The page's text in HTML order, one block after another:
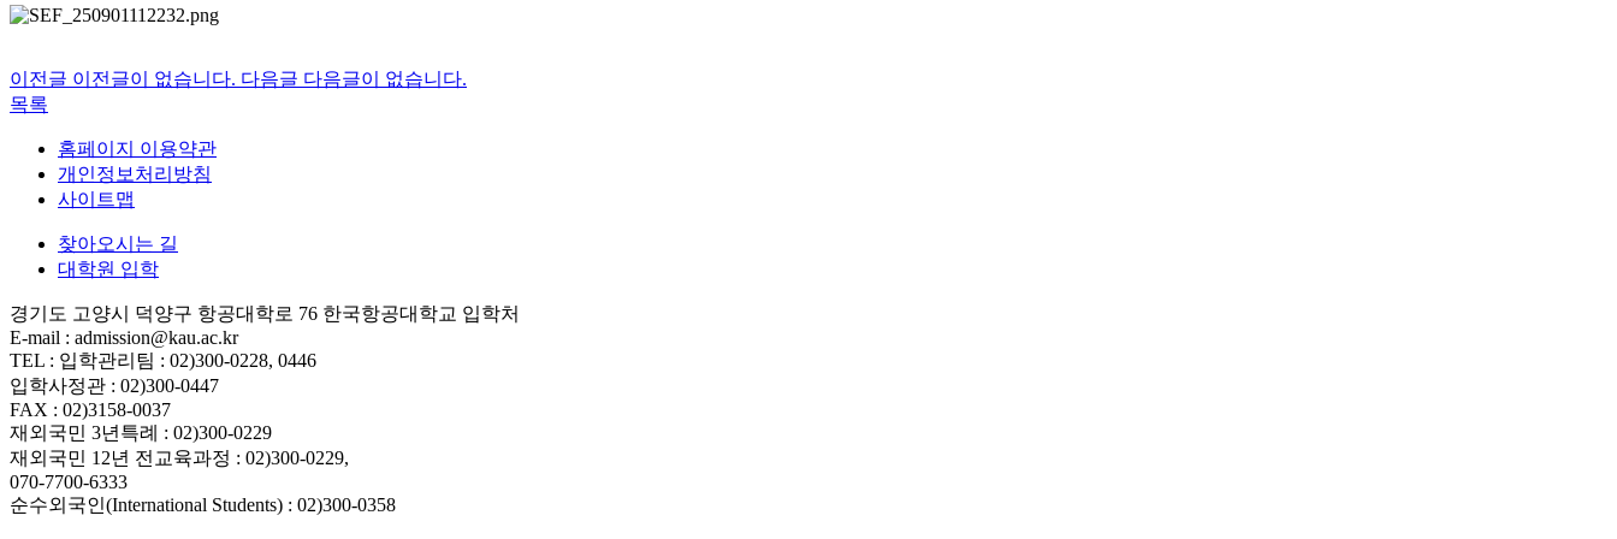
이전글 이전글이 없습니다. 다음글 다음글이 없습니다.
목록
홈페이지 이용약관
개인정보처리방침
사이트맵
찾아오시는 길
대학원 입학
경기도 고양시 덕양구 항공대학로 76 한국항공대학교 입학처
E-mail : admission@kau.ac.kr
TEL : 입학관리팀 : 02)300-0228, 0446
입학사정관 : 02)300-0447
FAX : 02)3158-0037
재외국민 3년특례 : 02)300-0229
재외국민 12년 전교육과정 : 02)300-0229,
070-7700-6333
순수외국인(International Students) : 02)300-0358